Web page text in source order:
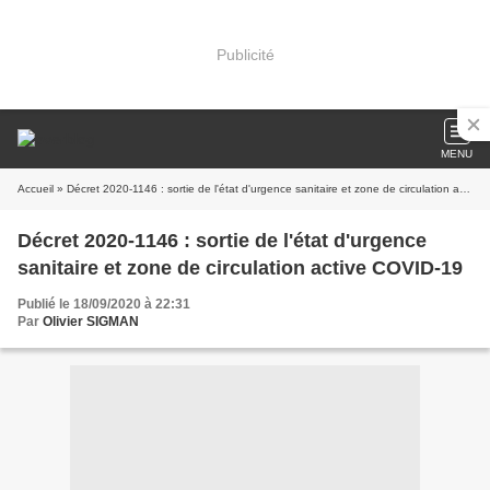
Publicité
MENU
Accueil » Décret 2020-1146 : sortie de l'état d'urgence sanitaire et zone de circulation active COVID-19
Décret 2020-1146 : sortie de l'état d'urgence
sanitaire et zone de circulation active COVID-19
Publié le 18/09/2020 à 22:31
Par Olivier SIGMAN